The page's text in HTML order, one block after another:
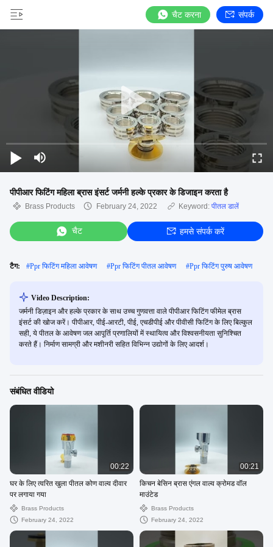
चैट करना संपर्क
पीपीआर फिटिंग महिला ब्रास इंसर्ट जर्मनी हल्के प्रकार के डिजाइन करता है
Brass Products February 24, 2022 Keyword: पीतल डालें
चैट हमसे संपर्क करें
टैग: #Ppr फिटिंग महिला आवेषण #Ppr फिटिंग पीतल आवेषण #Ppr फिटिंग पुरुष आवेषण
Video Description:
जर्मनी डिज़ाइन और हल्के प्रकार के साथ उच्च गुणवत्ता वाले पीपीआर फिटिंग फीमेल ब्रास
इंसर्ट की खोज करें। पीपीआर, पीई-आरटी, पीई, एचडीपीई और पीवीसी फिटिंग के लिए बिल्कुल
सही, ये पीतल के आवेषण जल आपूर्ति प्रणालियों में स्थायित्व और विश्वसनीयता सुनिश्चित
करते हैं। निर्माण सामग्री और मशीनरी सहित विभिन्न उद्योगों के लिए आदर्श।
संबंधित वीडियो
00:22
घर के लिए त्वरित खुला पीतल कोण वाल्व दीवार
पर लगाया गया
Brass Products
February 24, 2022
00:21
किचन बेसिन ब्रास एंगल वाल्व क्रोमड वॉल
माउंटेड
Brass Products
February 24, 2022